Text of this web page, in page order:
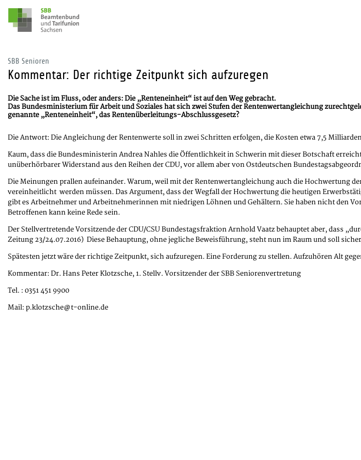
SBB Senioren
Kommentar: Der richtige Zeitpunkt sich aufzuregen
Die Sache ist im Fluss, oder anders: Die „Renteneinheit“ ist auf den Weg gebracht.
Das Bundesministerium für Arbeit und Soziales hat sich zwei Stufen der Rentenwertangleichung
genannte „Renteneinheit“, das Rentenüberleitungs-Abschlussgesetz?
Die Antwort: Die Angleichung der Rentenwerte soll in zwei Schritten erfolgen, die Kosten etwa 7,5
Kaum, dass die Bundesministerin Andrea Nahles die Öffentlichkeit in Schwerin mit dieser Botschaft
unüberhörbarer Widerstand aus den Reihen der CDU, vor allem aber von Ostdeutschen
Die Meinungen prallen aufeinander. Warum, weil mit der Rentenwertangleichung auch die Hochwertung
vereinheitlicht werden müssen. Das Argument, dass der Wegfall der Hochwertung die heutigen
gibt es Arbeitnehmer und Arbeitnehmerinnen mit niedrigen Löhnen und Gehältern. Sie haben nicht den
Betroffenen kann keine Rede sein.
Der Stellvertretende Vorsitzende der CDU/CSU Bundestagsfraktion Arnhold Vaatz behauptet aber, dass
Zeitung 23/24.07.2016) Diese Behauptung, ohne jegliche Beweisführung, steht nun im Raum und soll
Spätesten jetzt wäre der richtige Zeitpunkt, sich aufzuregen. Eine Forderung zu stellen. Aufzuhören Alt
Kommentar: Dr. Hans Peter Klotzsche, 1. Stellv. Vorsitzender der SBB Seniorenvertretung
Tel. : 0351 451 9900
Mail: p.klotzsche@t-online.de